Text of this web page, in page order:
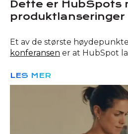
Dette er HubSpots
produktlanseringer
Et av de største
konferansen er at HubSpot
LES MER